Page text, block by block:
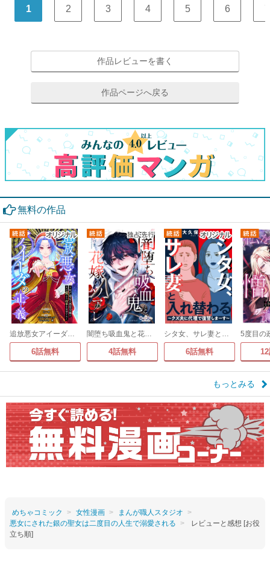
1 2 3 4 5 6 7
作品レビューを書く
作品ページへ戻る
無料の作品
追放悪女アイーダの正義～死亡確定の悪役令嬢は夫の愛より改革を所望する～
6話無料
闇堕ち吸血鬼と花嫁のソアレ
4話無料
シタ女、サレ妻と入れ替わる～クズ夫に代理で復讐しまーす～
6話無料
もっとみる
めちゃコミック 女性漫画
まんが職人スタジオ
悪女にされた銀の聖女は二度目の人生で溺愛される
レビューと感想 [お役
立ち順]